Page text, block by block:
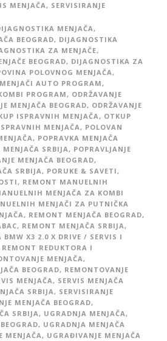
MENJAČA, SERVISIRANJE
MENJAČA,
BEOGRAD, DIJAGNOSTIKA
ZA MENJAČE,
BEOGRAD, DIJAGNOSTIKA ZA
POLOVNOG MENJAČA,
AUTO PROGRAM,
PROGRAM, ODRŽAVANJE
MENJAČA BEOGRAD, ODRŽAVANJE
ISPRAVNIH MENJAČA, OTKUP
MENJAČA, POLOVAN
, POPRAVKA MENJAČA
MENJAČA SRBIJA, POPRAVLJANJE
MENJAČA BEOGRAD,
SRBIJA, PORUKE & SAVETI,
, REMONT MANUELNIH
MENJAČA ZA KOMBI
MENJAČI ZA PUTNIČKA
, REMONT MENJAČA BEOGRAD,
, REMONT MENJAČA SRBIJA,
BMW X3 2.0 X DRIVE / SERVIS I
REMONT REDUKTORA I
MENJAČA,
BEOGRAD, REMONTOVANJE
MENJAČA, SERVIS MENJAČA
SRBIJA, SERVISIRANJE
MENJAČA BEOGRAD,
SRBIJA, UGRADNJA MENJAČA,
, UGRADNJA MENJAČA
MENJAČA, UGRAĐIVANJE MENJAČA